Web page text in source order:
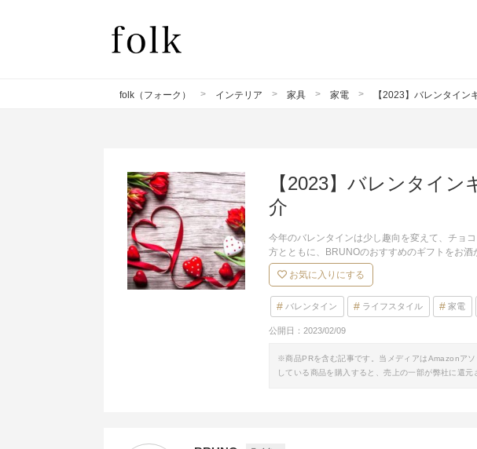
folk（フォーク） インテリア 家具 家電 【2023】バレンタイ
【2023】バレンタイ
介
今年のバレンタインは少し趣向を変えて、チョ
方とともに、BRUNOのおすすめのギフトをお酒
お気に入りにする
バレンタイン ライフスタイル 家電
公開日： 2023/02/09
※商品PRを含む記事です。当メディアはAmazonア
している商品を購入すると、売上の一部が弊社に還元